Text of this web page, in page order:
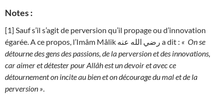
Notes :
[1] Sauf s’il s’agit de perversion qu’il propage ou d’innovation
égarée. A ce propos, l’Imâm Mâlik رضي الله عنه a dit : « On se
détourne des gens des passions, de la perversion et des innovations,
car aimer et détester pour Allâh est un devoir et avec ce
détournement on incite au bien et on décourage du mal et de la
perversion ».